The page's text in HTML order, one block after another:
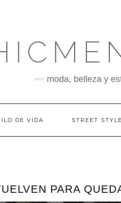
moda, belleza y
DE VIDA STREET STYLE
PARA